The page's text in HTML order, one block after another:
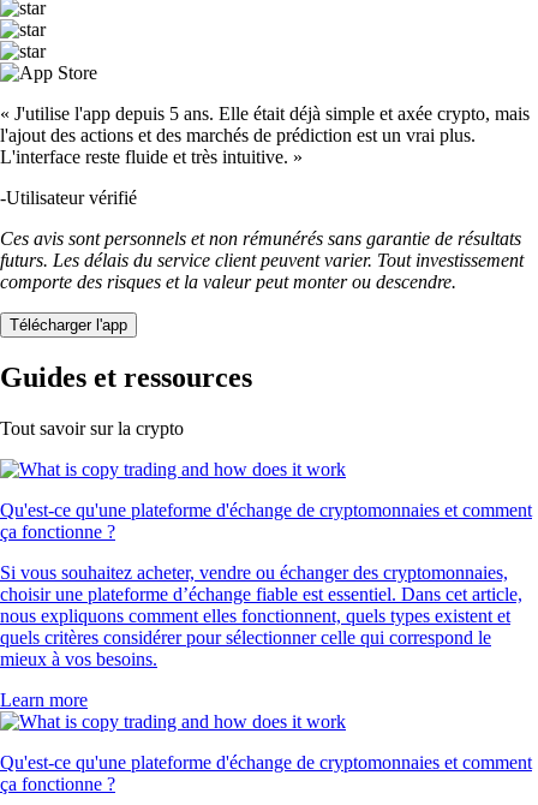
« J'utilise l'app depuis 5 ans. Elle était déjà simple et axée crypto, mais
l'ajout des actions et des marchés de prédiction est un vrai plus.
L'interface reste fluide et très intuitive. »
-Utilisateur vérifié
Ces avis sont personnels et non rémunérés sans garantie de résultats
futurs. Les délais du service client peuvent varier. Tout investissement
comporte des risques et la valeur peut monter ou descendre.
Télécharger l'app
Guides et ressources
Tout savoir sur la crypto
Qu'est-ce qu'une plateforme d'échange de cryptomonnaies et comment
ça fonctionne ?
Si vous souhaitez acheter, vendre ou échanger des cryptomonnaies,
choisir une plateforme d’échange fiable est essentiel. Dans cet article,
nous expliquons comment elles fonctionnent, quels types existent et
quels critères considérer pour sélectionner celle qui correspond le
mieux à vos besoins.
Learn more
Qu'est-ce qu'une plateforme d'échange de cryptomonnaies et comment
ça fonctionne ?